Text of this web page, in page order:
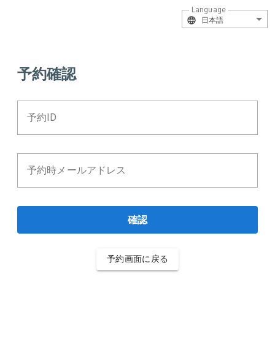
日本語
Language
予約確認
予約ID
予約時メールアドレス
確認
予約画面に戻る